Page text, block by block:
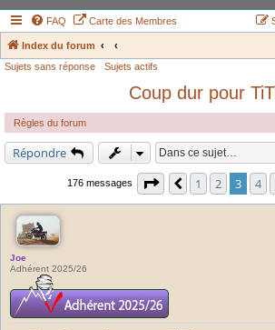
FAQ Carte des Membres
Index du forum
Sujets sans réponse Sujets actifs
Coup dur pour
Règles du forum
Répondre
176 messages Page sur8
Précédente
1 2 3 4
Joe
Adhérent 2025/26